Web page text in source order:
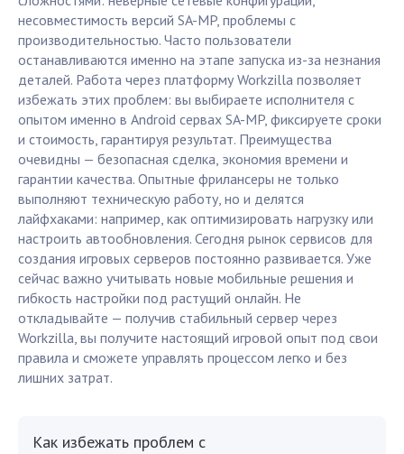
несовместимость версий SA-MP, проблемы с
производительностью. Часто пользователи
останавливаются именно на этапе запуска из-за незнания
деталей. Работа через платформу Workzilla позволяет
избежать этих проблем: вы выбираете исполнителя с
опытом именно в Android сервах SA-MP, фиксируете сроки
и стоимость, гарантируя результат. Преимущества
очевидны — безопасная сделка, экономия времени и
гарантии качества. Опытные фрилансеры не только
выполняют техническую работу, но и делятся
лайфхаками: например, как оптимизировать нагрузку или
настроить автообновления. Сегодня рынок сервисов для
создания игровых серверов постоянно развивается. Уже
сейчас важно учитывать новые мобильные решения и
гибкость настройки под растущий онлайн. Не
откладывайте — получив стабильный сервер через
Workzilla, вы получите настоящий игровой опыт под свои
правила и сможете управлять процессом легко и без
лишних затрат.
Как избежать проблем с